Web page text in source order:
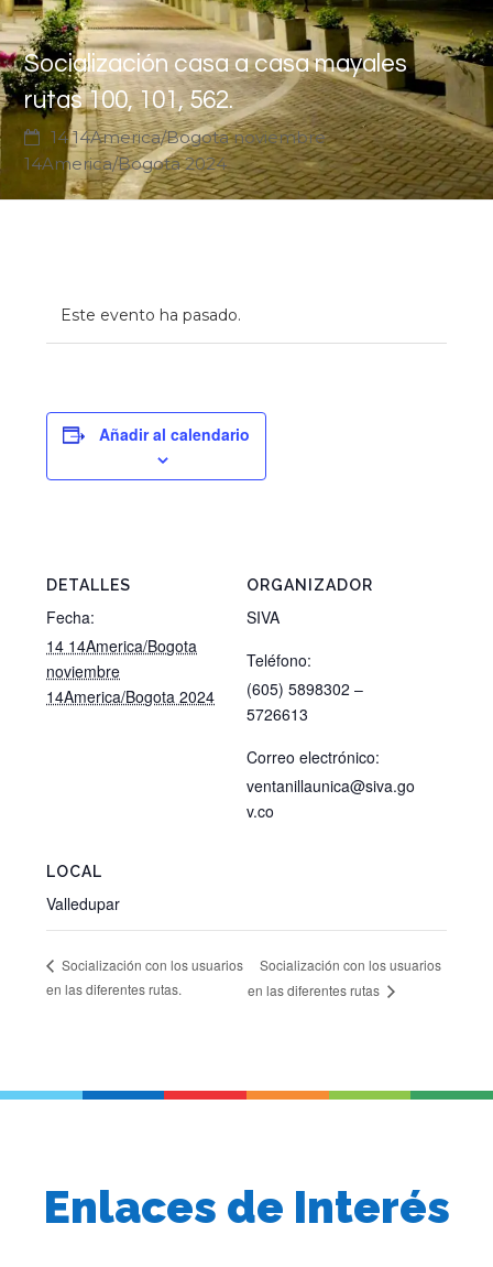
Socialización casa a casa mayales
rutas 100, 101, 562.
14 14America/Bogota noviembre
14America/Bogota 2024
Este evento ha pasado.
Añadir al calendario
DETALLES
Fecha:
14 14America/Bogota
noviembre
14America/Bogota 2024
LOCAL
Valledupar
ORGANIZADOR
SIVA
Teléfono:
(605) 5898302 –
5726613
Correo electrónico:
ventanillaunica@siva.go
v.co
Socialización con los usuarios
en las diferentes rutas.
Socialización con los usuarios
en las diferentes rutas
Enlaces de Interés